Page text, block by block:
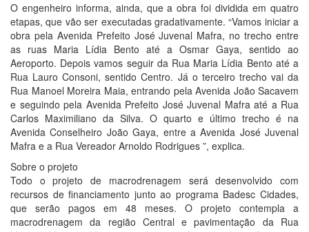
O engenheiro informa, ainda, que a obra foi dividida em quatro
etapas, que vão ser executadas gradativamente. “Vamos iniciar a
obra pela Avenida Prefeito José Juvenal Mafra, no trecho entre
as ruas Maria Lídia Bento até a Osmar Gaya, sentido ao
Aeroporto. Depois vamos seguir da Rua Maria Lídia Bento até a
Rua Lauro Consoni, sentido Centro. Já o terceiro trecho vai da
Rua Manoel Moreira Maia, entrando pela Avenida João Sacavem
e seguindo pela Avenida Prefeito José Juvenal Mafra até a Rua
Carlos Maximiliano da Silva. O quarto e último trecho é na
Avenida Conselheiro João Gaya, entre a Avenida José Juvenal
Mafra e a Rua Vereador Arnoldo Rodrigues ”, explica.
Sobre o projeto
Todo o projeto de macrodrenagem será desenvolvido com
recursos de financiamento junto ao programa Badesc Cidades,
que serão pagos em 48 meses. O projeto contempla a
macrodrenagem da região Central e pavimentação da Rua